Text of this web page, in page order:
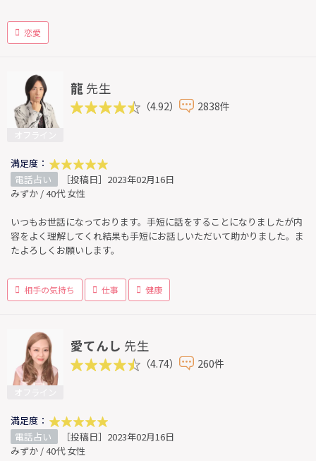
恋愛
龍 先生
（4.92） 2838件
満足度：
電話占い
［投稿日］2023年02月16日
みずか / 40代 女性
いつもお世話になっております。手短に話をすることになりましたが内
容をよく理解してくれ結果も手短にお話しいただいて助かりました。ま
たよろしくお願いします。
相手の気持ち 仕事 健康
愛てんし 先生
（4.74） 260件
満足度：
電話占い
［投稿日］2023年02月16日
みずか / 40代 女性